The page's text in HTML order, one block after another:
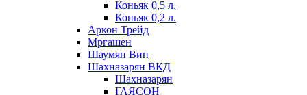
Коньяк 0,5 л.
Коньяк 0,2 л.
Аркон Трейд
Мргашен
Шаумян Вин
Шахназарян ВКД
Шахназарян
ГАЯСОН